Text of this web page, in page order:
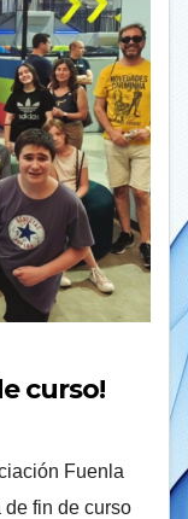
curso!
Fuenla
de fin de curso